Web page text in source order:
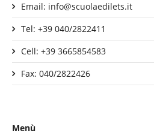
Email: info@scuolaedilets.it
Tel: +39 040/2822411
Cell: +39 3665854583
Fax: 040/2822426
Menù